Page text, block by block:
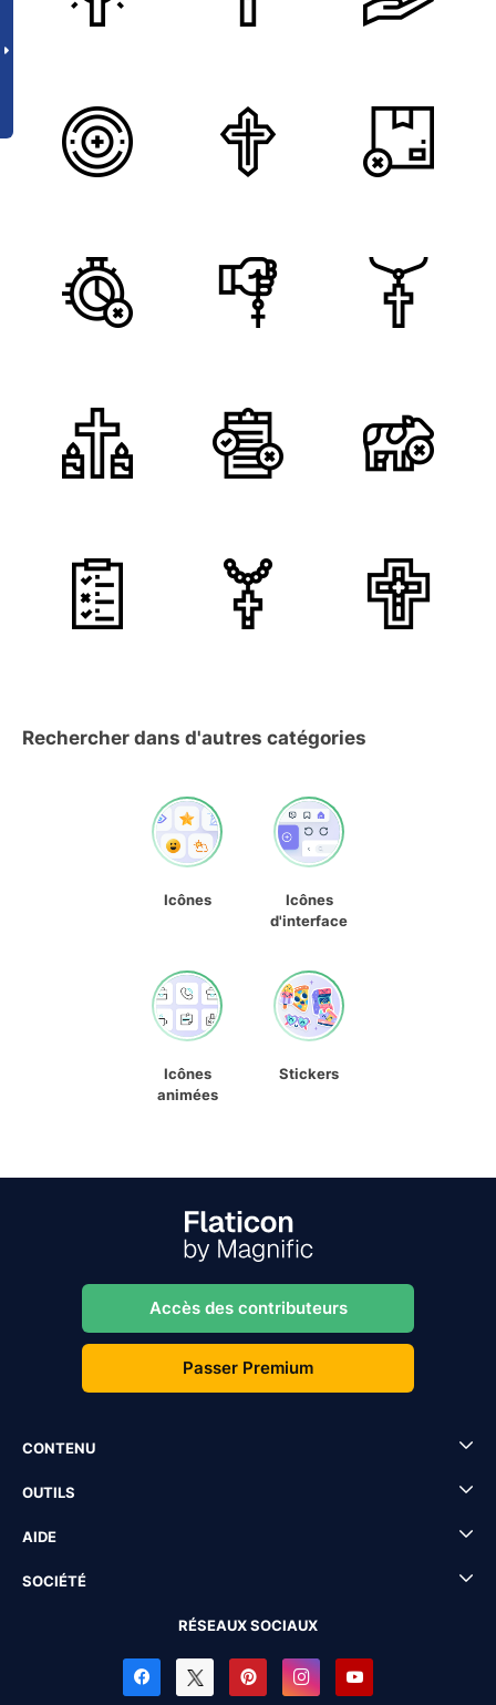
Rechercher dans d'autres catégories
Icônes
Icônes
d'interface
Icônes
animées
Stickers
Accès des contributeurs
Passer Premium
CONTENU
OUTILS
AIDE
SOCIÉTÉ
RÉSEAUX SOCIAUX